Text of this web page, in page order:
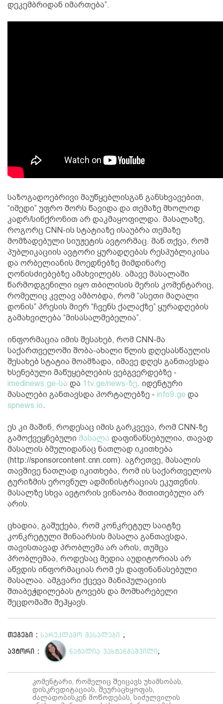
დეკემბრიდან იმართება”.
საზოგადოებრივი მაუწყებლისგან განსხვავებით,
“იმედი” უფრო შორს წავიდა და თემაზე მხოლოდ
კადრ/სინქრონით არ დაკმაყოფილდა. მასალაზე,
როგორც CNN-ის სტატიაზე ისაუბრა თემაზე
მომზადებული სიუჟეტის ავტორმაც. მან თქვა, რომ
პუბლიკაციის ავტორი ყურადღებას რესპუბლიკისა
და ორბელიანის მოედნებზე მიმდინარე
ღონისძიებებზე ამახვილებს. ამავე მასალაში
წარმოდგენილი იყო თბილისის მერის კომენტარიც,
რომელიც კვლავ ამბობდა, რომ “ასეთი მაღალი
დონის” პრესის მიერ “ჩვენს ქალაქზე” ყურადღების
გამახვილება “მისასალმებელია”.
ინფორმაცია იმის შესახებ, რომ CNN-მა
საქართველოში შობა-ახალი წლის დღესასწაულის
შესახებ სტატია მოამზადა, იმავე დღეს განთავსდა
ხსენებული მაწუყებლების ვებგვერდებზე -
imedinews.ge-სა და 1tv.ge/news-ზე. იდენტური
მასალები განთავსდა პორტალებზე - info9.ge და
spnews.io.
ეს კი მაშინ, როდესაც იმის გარკვევა, რომ CNN-ზე
გამოქვეყნებული მასალა დაფინანსებულია, თავად
მასალის ბმულიდანაც ნათლად იკითხება
(http://sponsorcontent.cnn.com). აგრეთვე, მასალის
თავშივე ნათლად იკითხება, რომ ის საქართველოს
ტურიზმის ეროვნულ ადმინისტრაციას ეკუთვნის.
მასალზე სხვა ავტორის ვინაობა მითითებული არ
არის.
ცხადია, გაშუქება, რომ კონკრეტულ საიტზე
კონკრეტული შინაარსის მასალა განთავსდა,
თავისთავად პრობლემა არ არის, თუმცა
პრობლემაა, როდესაც მედია აუდიტორიას არ
აწვდის ინფორმაციას რომ ეს დაფინანასებული
მასალაა. ამგვარი ქცევა მანიპულაციის
შთაბეჭდილებას ტოვებს და მომხარებელი
შეცდომაში შეჰყავს.
თეგები : სარეკლამო მასალები ;
ავტორი : ნატალია ვახტანგაშვილი ;
კომენტარი, რომელიც შეიცავს უხამსობას,
დისკრედიტაციას, შეურაცხყოფას,
ძალადობისკენ მოწოდებას, სიძულვილის